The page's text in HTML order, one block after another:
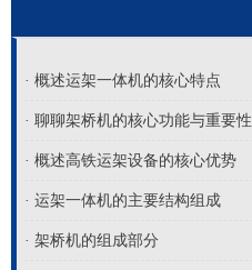
· 概述运架一体机的核心特点
· 聊聊架桥机的核心功能与重要性
· 概述高铁运架设备的核心优势
· 运架一体机的主要结构组成
· 架桥机的组成部分